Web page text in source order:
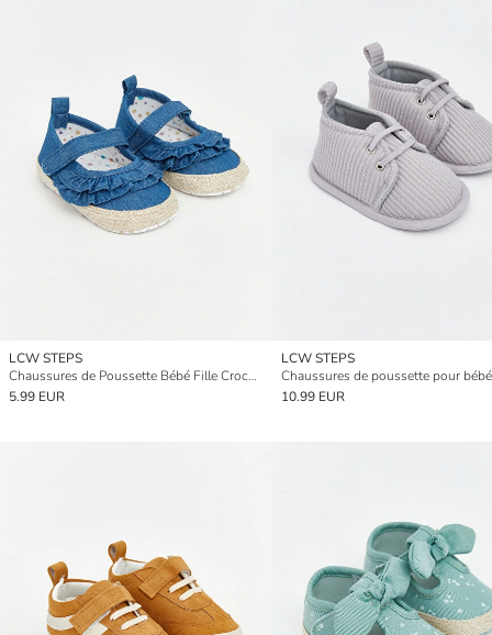
LCW STEPS
Chaussures de Poussette Bébé Fille Crochet et Boucle
5.99 EUR
LCW STEPS
10.99 EUR